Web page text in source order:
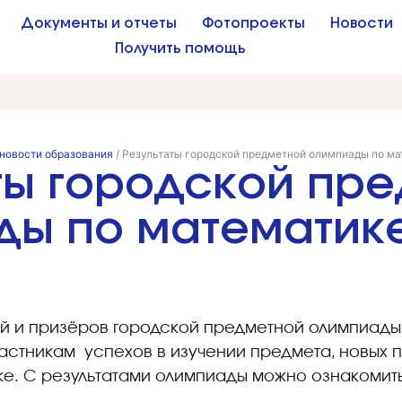
Документы и отчеты Фотопроекты
Новости
Получить помощь
образования / Результаты городской предметной олимпиады по
городской
по
и призёров городской предметной
успехов в изучении предмета, новых
С результатами олимпиады можно